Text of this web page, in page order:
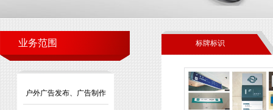
业务范围
户外广告发布、广告制作
标牌标识